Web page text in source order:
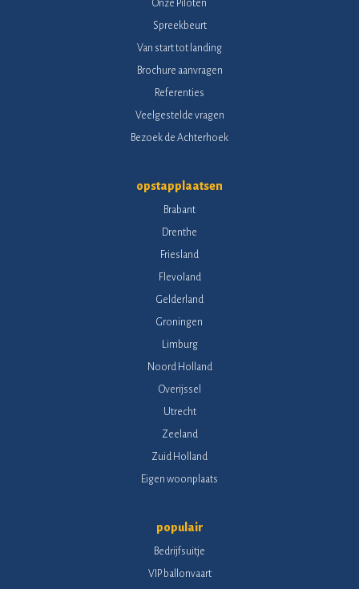
Onze Piloten
Spreekbeurt
Van start tot landing
Brochure aanvragen
Referenties
Veelgestelde vragen
Bezoek de Achterhoek
opstapplaatsen
Brabant
Drenthe
Friesland
Flevoland
Gelderland
Groningen
Limburg
Noord Holland
Overijssel
Utrecht
Zeeland
Zuid Holland
Eigen woonplaats
populair
Bedrijfsuitje
VIP ballonvaart